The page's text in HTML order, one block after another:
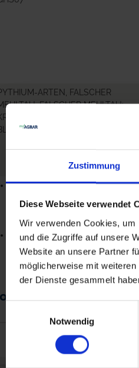
Zustimmung
Diese Webseite verwendet
Wir verwenden Cookies,
und die Zugriffe auf unsere
Website an unsere Partner
möglicherweise mit
der Dienste gesammelt
Notwendig
ARTEN, FALSCHER
FALSCHER MEHLTAU:
TABAK
P280-SCHUTZHANDSCHUHE
AUGENSCHUTZ
GESICHTSSCHUTZ TRAGEN.
P333+P313-BEI HAUTREIZUNG O...